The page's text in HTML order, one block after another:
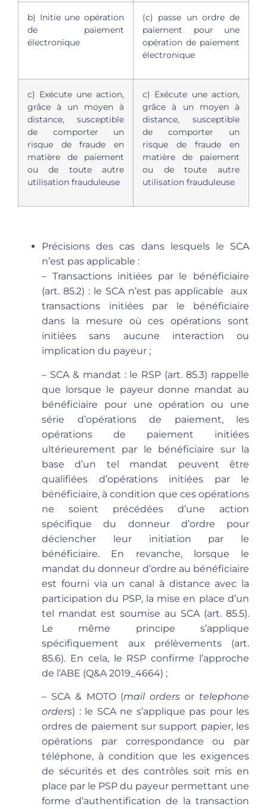
b) Initie une opération
de paiement
électronique
(c) passe un ordre de
paiement pour une
opération de paiement
électronique
c) Exécute une action,
grâce à un moyen à
distance, susceptible
de comporter un
risque de fraude en
matière de paiement
ou de toute autre
utilisation frauduleuse
c) Exécute une action,
grâce à un moyen à
distance, susceptible
de comporter un
risque de fraude en
matière de paiement
ou de toute autre
utilisation frauduleuse
Précisions des cas dans lesquels le SCA
n’est pas applicable :
– Transactions initiées par le bénéficiaire
(art. 85.2) : le SCA n’est pas applicable aux
transactions initiées par le bénéficiaire
dans la mesure où ces opérations sont
initiées sans aucune interaction ou
implication du payeur ;
– SCA & mandat : le RSP (art. 85.3) rappelle
que lorsque le payeur donne mandat au
bénéficiaire pour une opération ou une
série d’opérations de paiement, les
opérations de paiement initiées
ultérieurement par le bénéficiaire sur la
base d’un tel mandat peuvent être
qualifiées d’opérations initiées par le
bénéficiaire, à condition que ces opérations
ne soient précédées d’une action
spécifique du donneur d’ordre pour
déclencher leur initiation par le
bénéficiaire. En revanche, lorsque le
mandat du donneur d’ordre au bénéficiaire
est fourni via un canal à distance avec la
participation du PSP, la mise en place d’un
tel mandat est soumise au SCA (art. 85.5).
Le même principe s’applique
spécifiquement aux prélèvements (art.
85.6). En cela, le RSP confirme l’approche
de l’ABE (Q&A 2019_4664) ;
– SCA & MOTO (mail orders or telephone
orders) : le SCA ne s’applique pas pour les
ordres de paiement sur support papier, les
opérations par correspondance ou par
téléphone, à condition que les exigences
de sécurités et des contrôles soit mis en
place par le PSP du payeur permettant une
forme d’authentification de la transaction